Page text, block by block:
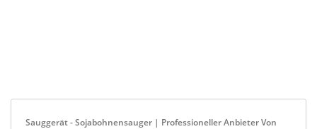
Sauggerät - Sojabohnensauger | Professioneller Anbieter Von